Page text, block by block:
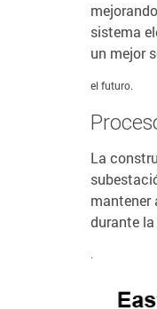
sistema
un mejor
el futuro.
La
mantener
durante
.